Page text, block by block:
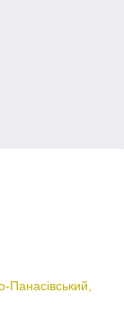
Панасівський,